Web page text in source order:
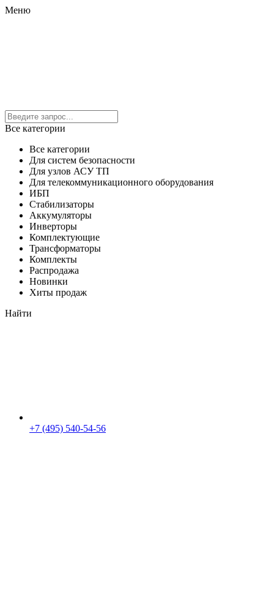
Меню
Все категории
Все категории
Для систем безопасности
Для узлов АСУ ТП
Для телекоммуникационного оборудования
ИБП
Стабилизаторы
Аккумуляторы
Инверторы
Комплектующие
Трансформаторы
Комплекты
Распродажа
Новинки
Хиты продаж
Найти
+7 (495) 540-54-56